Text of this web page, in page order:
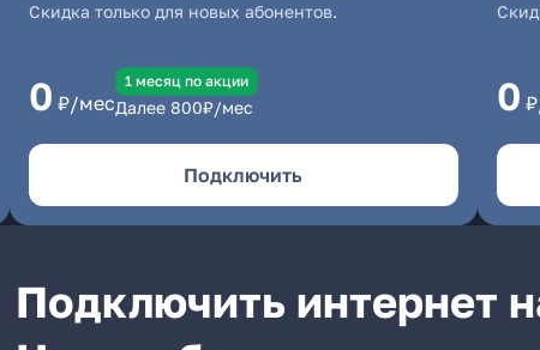
Скидка только для новых абонентов.
0 ₽/мес
1 месяц по акции
Далее 800₽/мес
Подключить
0
Подключить интернет